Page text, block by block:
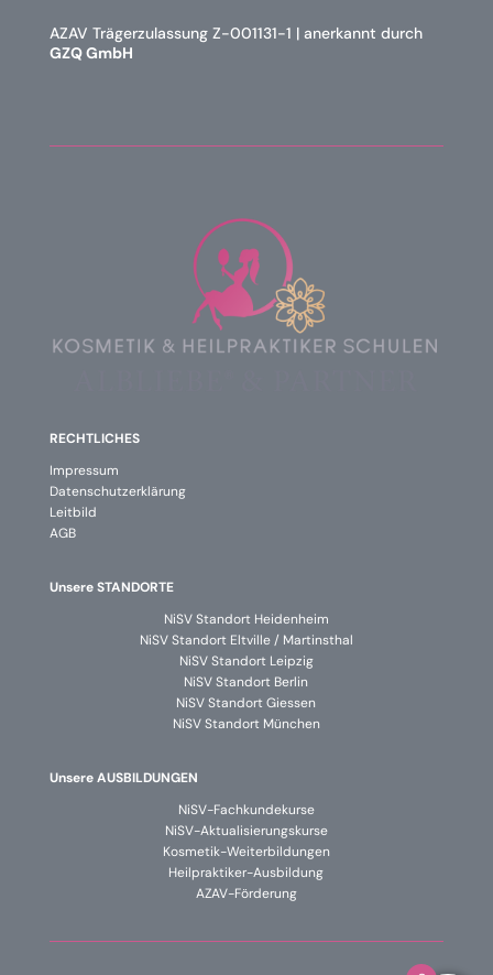
AZAV Trägerzulassung Z-001131-1 | anerkannt durch
GZQ GmbH
RECHTLICHES
Impressum
Datenschutzerklärung
Leitbild
AGB
Unsere STANDORTE
NiSV Standort Heidenheim
NiSV Standort Eltville / Martinsthal
NiSV Standort Leipzig
NiSV Standort Berlin
NiSV Standort Giessen
NiSV Standort München
Unsere AUSBILDUNGEN
NiSV-Fachkundekurse
NiSV-Aktualisierungskurse
Kosmetik-Weiterbildungen
Heilpraktiker-Ausbildung
AZAV-Förderung